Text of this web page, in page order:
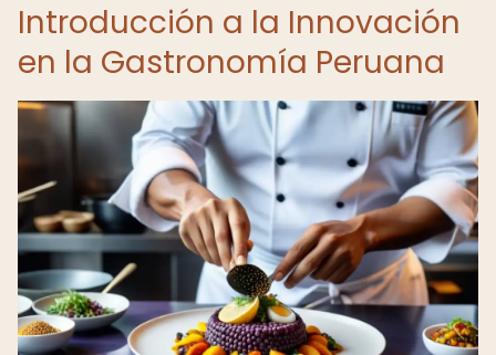
Introducción a la Innovación
en la Gastronomía Peruana